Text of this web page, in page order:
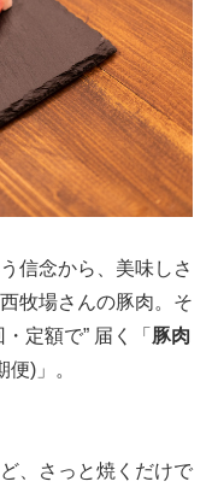
う信念から、美味しさ
牧場さんの豚肉。そ
定額で” 届く「 豚肉
便)」。
、さっと焼くだけで